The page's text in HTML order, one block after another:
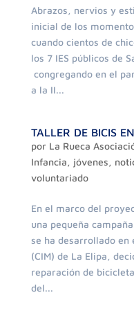
Abrazos, nervios y
inicial de los
cuando cientos de
los 7 IES públicos de
congregando en el
a la II...
TALLER DE BICIS
por La Rueca
Infancia, jóvenes,
voluntariado
En el marco del
una pequeña
se ha desarrollado en
(CIM) de La Elipa,
reparación de
del...